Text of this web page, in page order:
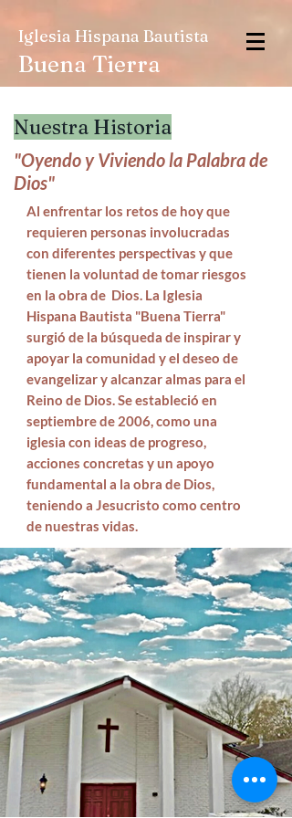
Iglesia Hispana Bautista
Buena Tierra
Nuestra Historia
"Oyendo y Viviendo la Palabra de
Dios"
Al enfrentar los retos de hoy que
requieren personas involucradas
con diferentes perspectivas y que
tienen la voluntad de tomar riesgos
en la obra de Dios. La Iglesia
Hispana Bautista "Buena Tierra"
surgió de la búsqueda de inspirar y
apoyar la comunidad y el deseo de
evangelizar y alcanzar almas para el
Reino de Dios. Se estableció en
septiembre de 2006, como una
iglesia con ideas de progreso,
acciones concretas y un apoyo
fundamental a la obra de Dios,
teniendo a Jesucristo como centro
de nuestras vidas.